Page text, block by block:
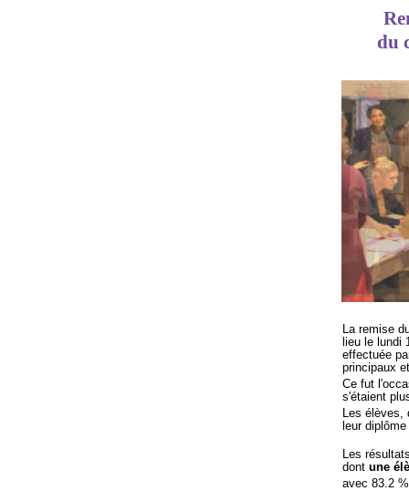
du
La remise
lieu le lundi
effectuée
principaux
Ce fut
s'étaient
Les élèves,
leur
Les
dont une
avec 83.2